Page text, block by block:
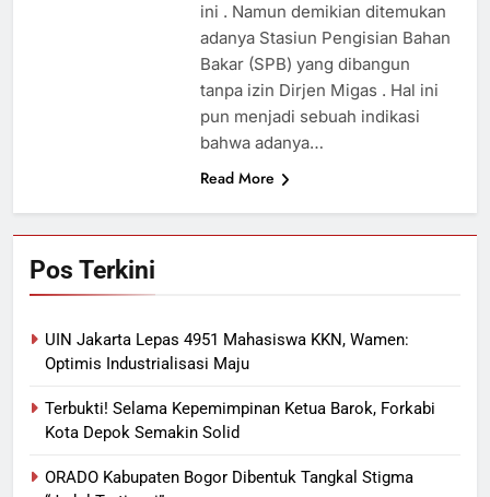
ini . Namun demikian ditemukan
adanya Stasiun Pengisian Bahan
Bakar (SPB) yang dibangun
tanpa izin Dirjen Migas . Hal ini
pun menjadi sebuah indikasi
bahwa adanya…
Read More
Pos Terkini
UIN Jakarta Lepas 4951 Mahasiswa KKN, Wamen:
Optimis Industrialisasi Maju
Terbukti! Selama Kepemimpinan Ketua Barok, Forkabi
Kota Depok Semakin Solid
ORADO Kabupaten Bogor Dibentuk Tangkal Stigma